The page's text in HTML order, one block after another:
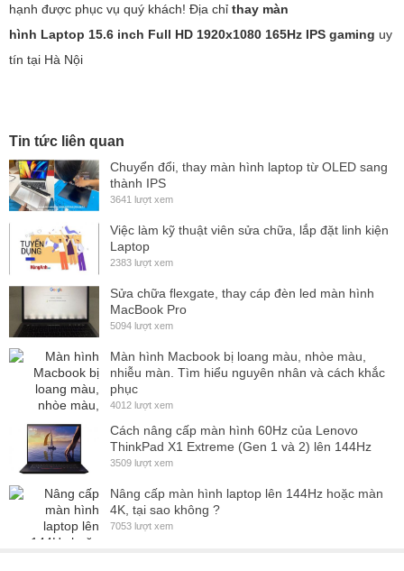
hạnh được phục vụ quý khách! Địa chỉ thay màn
hình Laptop 15.6 inch Full HD 1920x1080 165Hz IPS gaming uy
tín tại Hà Nội
Tin tức liên quan
Chuyển đổi, thay màn hình laptop từ OLED sang
thành IPS
3641 lượt xem
Việc làm kỹ thuật viên sửa chữa, lắp đặt linh kiện
Laptop
2383 lượt xem
Sửa chữa flexgate, thay cáp đèn led màn hình
MacBook Pro
5094 lượt xem
Màn hình Macbook bị loang màu, nhòe màu,
nhiễu màn. Tìm hiểu nguyên nhân và cách khắc
phục
4012 lượt xem
Cách nâng cấp màn hình 60Hz của Lenovo
ThinkPad X1 Extreme (Gen 1 và 2) lên 144Hz
3509 lượt xem
Nâng cấp màn hình laptop lên 144Hz hoặc màn
4K, tại sao không ?
7053 lượt xem